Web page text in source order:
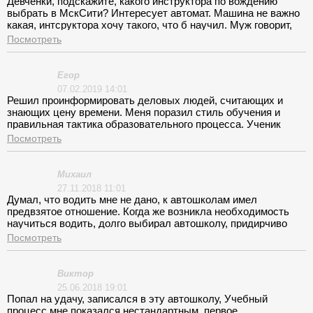
советую.
выбрать в МскСити? Интересует автомат. Машина не важно
какая, интсруктора хочу такого, что б научил. Муж говорит,
что водить не мое, хотелось бы доказать обратное =)*
Посмотреть
Егор
07.02.2019 14:01
Решил проинформировать деловых людей, считающих и
знающих цену времени. Меня поразил стиль обучения и
правильная тактика образовательного процесса. Ученик
курируется инструктором в процессе всего курса. Срок
обучения минимальный 2,5 мес. Без лишних отступлений, с
Сама фишка в учебных машинах и педагогах. Лично меня
обучал Владимир Викторович на ПРАДО(АКПП).
Быстро,мобильно актуально.
Посмотреть
Михаил
27.11.2018 11:01
Думал, что водить мне не дано, к автошколам имел
предвзятое отношение. Когда же возникла необходимость
научиться водить, долго выбирал автошколу, придирчиво
анализируя все возможные варианты. В МскСити удивил
автопарк. Взял программу «Рекомендуемый курс» и ощутил
страшно садиться за руль Range Rover Sport, но благодаря
Вадиму Валерьевичу я быстро обрел уверенность и уже на
автодроме понял, что обучаться на таком автомобиле – это
круто, процесс обучения проходил в темпе, Вадим ценит
Посмотреть
Виктор
25.06.2018 19:01
Попал на удачу, записался в эту автошколу, Учебный
процесс мне показался нестандартным, первое